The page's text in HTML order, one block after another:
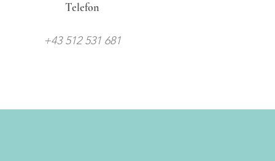
Telefon
+43 512 531 681